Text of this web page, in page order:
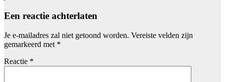
Een reactie achterlaten
Je e-mailadres zal niet getoond worden. Vereiste velden zijn
gemarkeerd met *
Reactie *